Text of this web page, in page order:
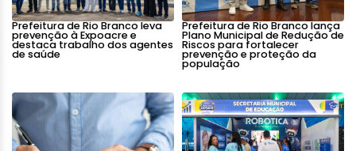
Prefeitura de Rio Branco leva
prevenção à Expoacre e
destaca trabalho dos agentes
de saúde
Prefeitura de Rio Branco lança
Plano Municipal de Redução de
Riscos para fortalecer
prevenção e proteção da
população